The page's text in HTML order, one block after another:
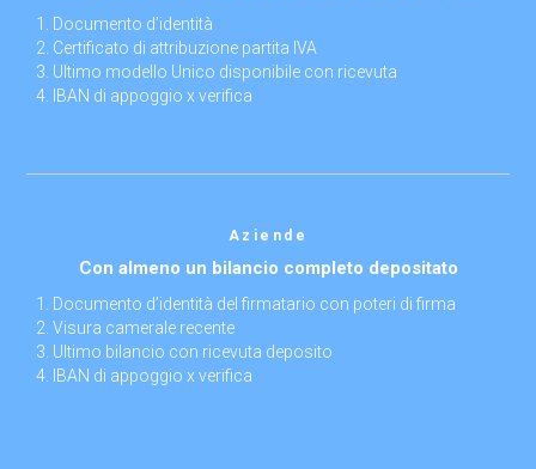
Documento d’identità
Certificato di attribuzione partita IVA
Ultimo modello Unico disponibile con ricevuta
IBAN di appoggio x verifica
Aziende
Con almeno un bilancio completo depositato
Documento d’identità del firmatario con poteri di firma
Visura camerale recente
Ultimo bilancio con ricevuta deposito
IBAN di appoggio x verifica